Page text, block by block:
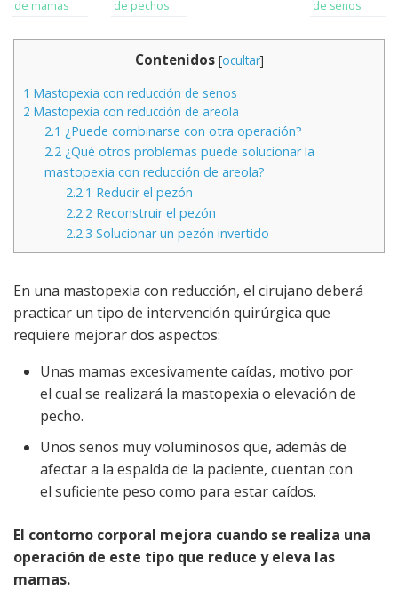
de mamas
de pechos
de senos
Contenidos [ocultar]
1 Mastopexia con reducción de senos
2 Mastopexia con reducción de areola
2.1 ¿Puede combinarse con otra operación?
2.2 ¿Qué otros problemas puede solucionar la
mastopexia con reducción de areola?
2.2.1 Reducir el pezón
2.2.2 Reconstruir el pezón
2.2.3 Solucionar un pezón invertido
En una mastopexia con reducción, el cirujano deberá
practicar un tipo de intervención quirúrgica que
requiere mejorar dos aspectos:
Unas mamas excesivamente caídas, motivo por
el cual se realizará la mastopexia o elevación de
pecho.
Unos senos muy voluminosos que, además de
afectar a la espalda de la paciente, cuentan con
el suficiente peso como para estar caídos.
El contorno corporal mejora cuando se realiza una
operación de este tipo que reduce y eleva las
mamas.